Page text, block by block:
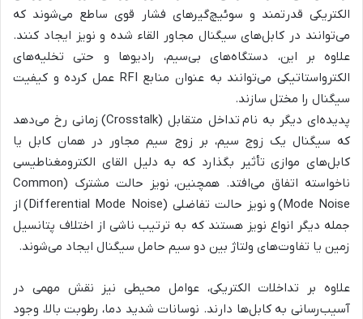
الکتریکی قدرتمند و سوئیچ‌گیرهای فشار قوی ساطع می‌شوند که
می‌توانند در کابل‌های سیگنال مجاور القاء شده و نویز ایجاد کنند.
علاوه بر این، دستگاه‌های بی‌سیم، رادیوها و حتی تخلیه‌های
الکترواستاتیکی می‌توانند به عنوان منابع RFI عمل کرده و کیفیت
سیگنال را مختل سازند.
پدیده‌ای دیگر به نام تداخل متقابل (Crosstalk) زمانی رخ می‌دهد
که سیگنال یک زوج سیم، بر زوج سیم مجاور در همان کابل یا
کابل‌های موازی تأثیر بگذارد که به دلیل القای الکترومغناطیسی
ناخواسته اتفاق می‌افتد. همچنین، نویز حالت مشترک (Common
Mode Noise) و نویز حالت تفاضلی (Differential Mode Noise) از
جمله دیگر انواع نویز هستند که به ترتیب ناشی از اختلاف پتانسیل
زمین یا تفاوت‌های ولتاژ بین دو سیم حامل سیگنال ایجاد می‌شوند.
علاوه بر تداخلات الکتریکی، عوامل محیطی نیز نقش مهمی در
آسیب‌رسانی به کابل‌ها دارند. نوسانات شدید دما، رطوبت بالا، وجود